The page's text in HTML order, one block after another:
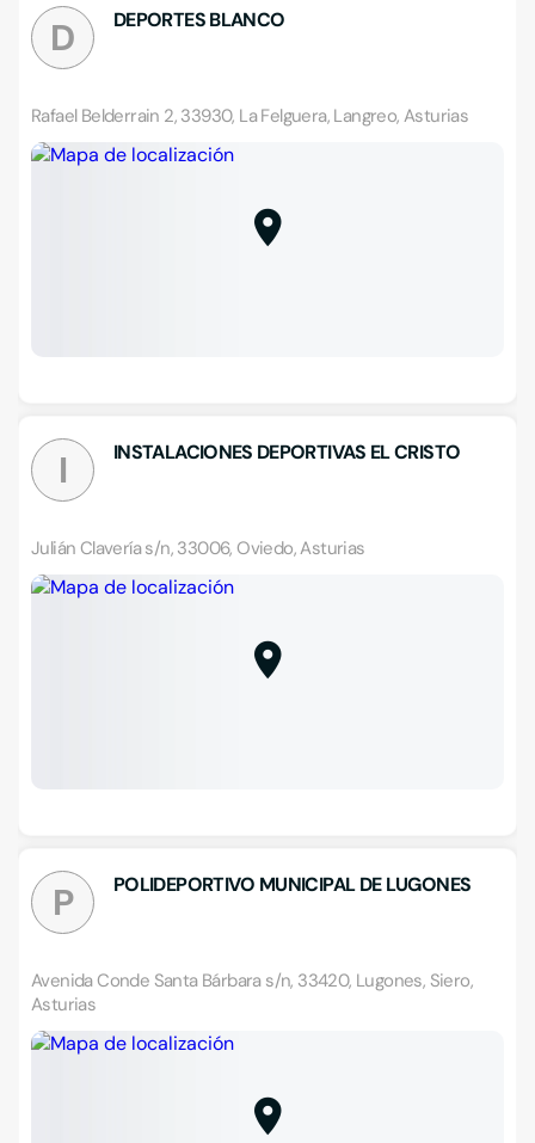
D DEPORTES BLANCO
Rafael Belderrain 2, 33930, La Felguera, Langreo, Asturias
I INSTALACIONES DEPORTIVAS EL CRISTO
Julián Clavería s/n, 33006, Oviedo, Asturias
P POLIDEPORTIVO MUNICIPAL DE LUGONES
Avenida Conde Santa Bárbara s/n, 33420, Lugones, Siero,
Asturias